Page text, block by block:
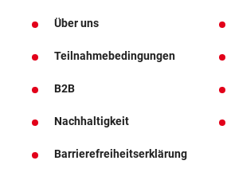
Über uns
Teilnahmebedingungen
B2B
Nachhaltigkeit
Barrierefreiheitserklärung